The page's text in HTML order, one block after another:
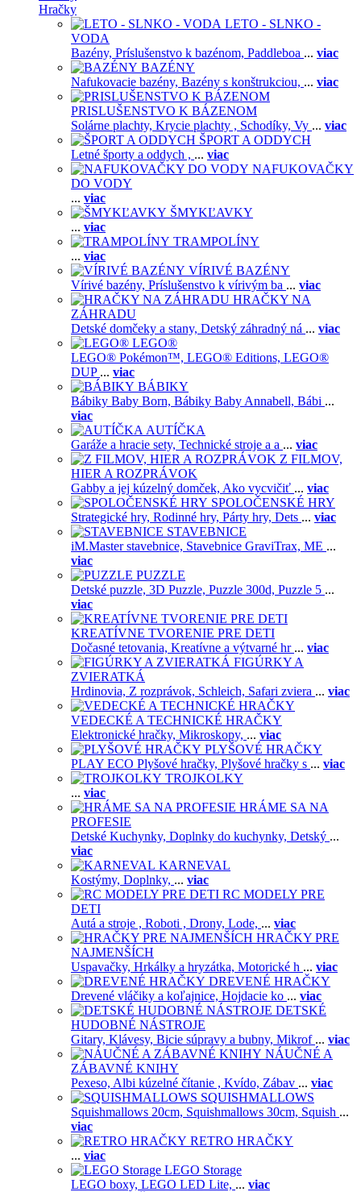
Hračky
LETO - SLNKO -
VODA
Bazény, Príslušenstvo k bazénom, Paddleboa ... viac
BAZÉNY
Nafukovacie bazény, Bazény s konštrukciou, ... viac
PRISLUŠENSTVO K BÁZENOM
Solárne plachty, Krycie plachty , Schodíky, Vy ... viac
ŠPORT A ODDYCH
Letné športy a oddych , ... viac
NAFUKOVAČKY
DO VODY
... viac
ŠMYKĽAVKY
... viac
TRAMPOLÍNY
... viac
VÍRIVÉ BAZÉNY
Vírivé bazény, Príslušenstvo k vírivým ba ... viac
HRAČKY NA
ZÁHRADU
Detské domčeky a stany, Detský záhradný ná ... viac
LEGO®
LEGO® Pokémon™, LEGO® Editions, LEGO®
DUP ... viac
BÁBIKY
Bábiky Baby Born, Bábiky Baby Annabell, Bábi ...
viac
AUTÍČKA
Garáže a hracie sety, Technické stroje a a ... viac
Z FILMOV,
HIER A ROZPRÁVOK
Gabby a jej kúzelný domček, Ako vycvičiť ... viac
SPOLOČENSKÉ HRY
Strategické hry, Rodinné hry, Párty hry, Dets ... viac
STAVEBNICE
iM.Master stavebnice, Stavebnice GraviTrax, ME ...
viac
PUZZLE
Detské puzzle, 3D Puzzle, Puzzle 300d, Puzzle 5 ...
viac
KREATÍVNE TVORENIE PRE DETI
Dočasné tetovania, Kreatívne a výtvarné hr ... viac
FIGÚRKY A
ZVIERATKÁ
Hrdinovia, Z rozprávok, Schleich, Safari zviera ... viac
VEDECKÉ A TECHNICKÉ HRAČKY
Elektronické hračky, Mikroskopy, ... viac
PLYŠOVÉ HRAČKY
PLAY ECO Plyšové hračky, Plyšové hračky s ... viac
TROJKOLKY
... viac
HRÁME SA NA
PROFESIE
Detské Kuchynky, Doplnky do kuchynky, Detský ...
viac
KARNEVAL
Kostýmy, Doplnky, ... viac
RC MODELY PRE
DETI
Autá a stroje , Roboti , Drony, Lode, ... viac
HRAČKY PRE
NAJMENŠÍCH
Uspavačky, Hrkálky a hryzátka, Motorické h ... viac
DREVENÉ HRAČKY
Drevené vláčiky a koľajnice, Hojdacie ko ... viac
DETSKÉ
HUDOBNÉ NÁSTROJE
Gitary, Klávesy, Bicie súpravy a bubny, Mikrof ... viac
NÁUČNÉ A
ZÁBAVNÉ KNIHY
Pexeso, Albi kúzelné čítanie , Kvído, Zábav ... viac
SQUISHMALLOWS
Squishmallows 20cm, Squishmallows 30cm, Squish ...
viac
RETRO HRAČKY
... viac
LEGO Storage
LEGO boxy, LEGO LED Lite, ... viac